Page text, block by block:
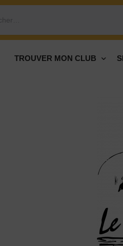
TROUVER MON CLUB